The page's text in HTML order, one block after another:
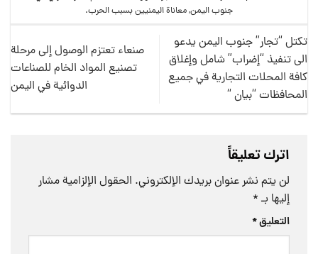
جنوب اليمن,معاناة اليمنيين بسبب الحرب.
تكتل “تجار” جنوب اليمن يدعو
الى تنفيذ “إضراب” شامل وإغلاق
كافة المحلات التجارية في جميع
المحافظات “بيان “
صنعاء تعتزم الوصول إلى مرحلة
تصنيع المواد الخام للصناعات
الدوائية في اليمن
اترك تعليقاً
لن يتم نشر عنوان بريدك الإلكتروني. الحقول الإلزامية مشار
إليها بـ *
التعليق*